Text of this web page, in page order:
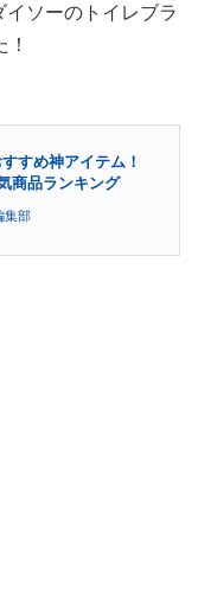
イソーのトイレブラ
すめ神アイテム！
商品ランキング
集部